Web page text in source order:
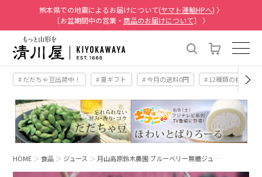
熊本県での地震によるお届けについて(ヤマト運輸HPへ) 〉
［お盆期間中の営業・ 商品のお届けについて］ 〉
# だだちゃ豆出荷中！ # 夏ギフト # 今月の送料0円 # 12種類の桃
HOME 食品 ジュース 月山高原鈴木農園 ブルーベリー無糖ジュ…